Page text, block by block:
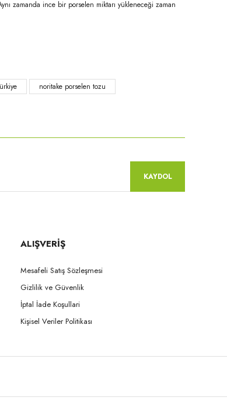
zamanda ince bir porselen miktarı yükleneceği zaman
noritake porselen tozu
KAYDOL
ALIŞVERİŞ
Mesafeli Satış Sözleşmesi
Gizlilik ve Güvenlik
İptal İade Koşullari
Kişisel Veriler Politikası